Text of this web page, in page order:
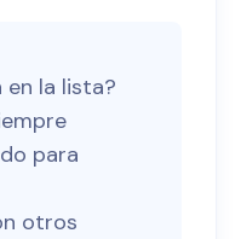
en la lista?
para
otros